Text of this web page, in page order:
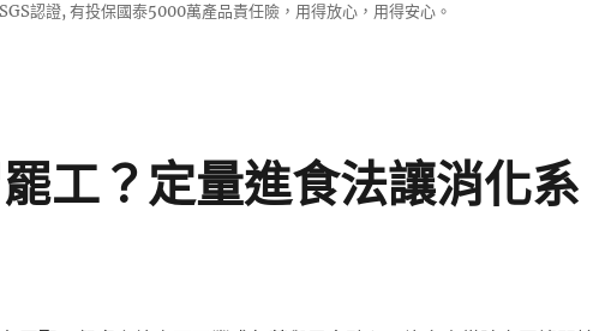
認證, 有投保國泰5000萬產品責任險，用得放心，用得安心。
工？定量進食法讓消化系